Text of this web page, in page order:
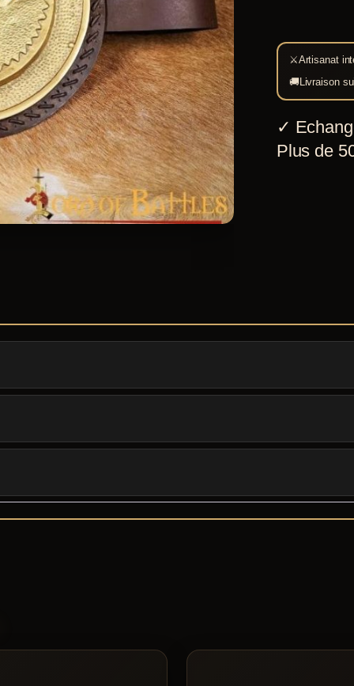
⚔Artisanat
🚚Livraison
✓
Plus de